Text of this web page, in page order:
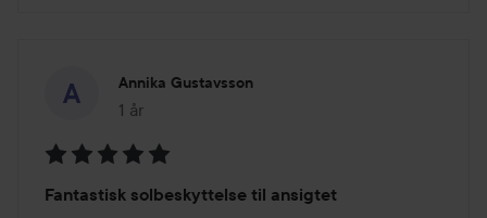
Annika Gustavsson
1 år
Posten blev oprettet 1 år
5
Fantastisk solbeskyttelse til ansigtet